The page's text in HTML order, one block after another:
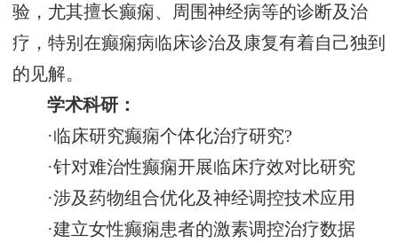
验，尤其擅长癫痫、周围神经病等的诊断及治
疗，特别在癫痫病临床诊治及康复有着自己独到
的见解。
学术科研：
·临床研究癫痫个体化治疗研究?
·针对难治性癫痫开展临床疗效对比研究
·涉及药物组合优化及神经调控技术应用
·建立女性癫痫患者的激素调控治疗数据